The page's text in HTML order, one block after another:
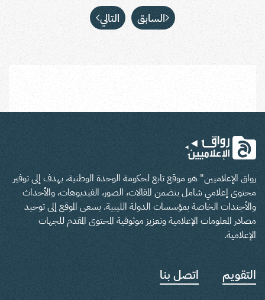
السابق التالي
رواق الإعلاميين" هو موقع تابع لحكومة الوحدة الوطنية، يهدف إلى توفير
محتوى إعلامي شامل يتضمن المقالات، الصور، الفيديوهات، والأحداث
والأجندات الخاصة بمؤسسات الدولة الليبية. يسعى الموقع إلى توحيد
مصادر المعلومات الإعلامية وتعزيز موثوقية المحتوى المقدم للجهات
الإعلامية.
التقويم اتصل بنا